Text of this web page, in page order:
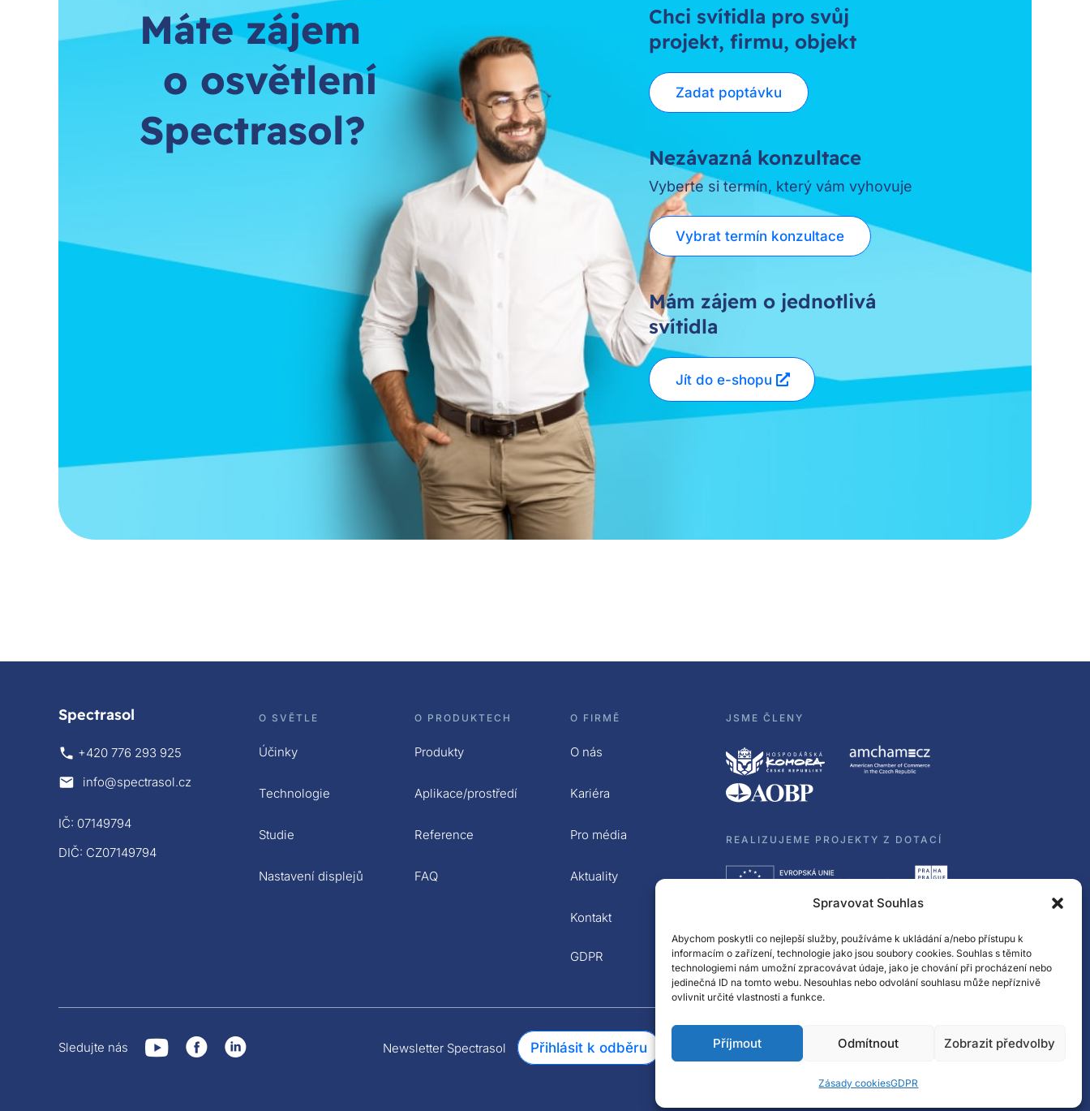
Spravovat Souhlas
Abychom poskytli co nejlepší služby, používáme k ukládání a/nebo přístupu k
informacím o zařízení, technologie jako jsou soubory cookies. Souhlas s těmito
technologiemi nám umožní zpracovávat údaje, jako je chování při procházení nebo
jedinečná ID na tomto webu. Nesouhlas nebo odvolání souhlasu může nepříznivě
ovlivnit určité vlastnosti a funkce.
Příjmout Odmítnout Zobrazit předvolby
Zásady cookiesGDPR
Máte zájem
o osvětlení
Spectrasol?
Chci svítidla pro svůj
projekt, firmu, objekt
Zadat poptávku
Nezávazná konzultace
Vyberte si termín, který vám vyhovuje
Vybrat termín konzultace
Mám zájem o jednotlivá
svítidla
Jít do e-shopu
Spectrasol
+420 776 293 925
info@spectrasol.cz
IČ: 07149794
DIČ: CZ07149794
O SVĚTLE
Účinky
Technologie
Studie
Nastavení displejů
O PRODUKTECH
Produkty
Aplikace/prostředí
Reference
FAQ
O FIRMĚ
O nás
Kariéra
Pro média
Aktuality
Kontakt
GDPR
JSME ČLENY
REALIZUJEME PROJEKTY Z DOTACÍ
Sledujte nás Newsletter Spectrasol Přihlásit k odběru © Spectrasol s.r.o 2017 – 2025